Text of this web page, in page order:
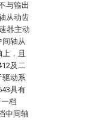
与输出
从动齿
器主动
间轴从
，且
及二
驱动系
具有
档
中间轴